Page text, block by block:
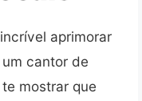
aprimorar
cantor de
mostrar que